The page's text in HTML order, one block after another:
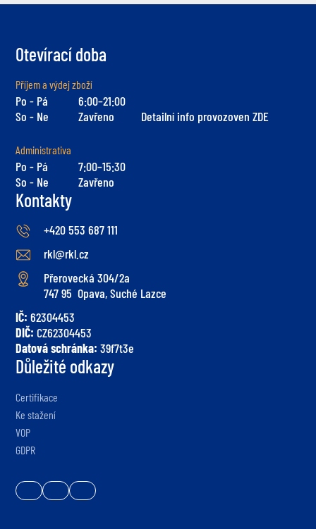
Otevírací doba
Příjem a výdej zboží
Po - Pá
6:00–21:00
So - Ne
Zavřeno Detailní info provozoven ZDE
Administrativa
Po - Pá
7:00–15:30
So - Ne
Zavřeno
Kontakty
+420 553 687 111
rkl@rkl.cz
Přerovecká 304/2a
747 95 Opava, Suché Lazce
IČ: 62304453
DIČ: CZ62304453
Datová schránka: 39f7t3e
Důležité odkazy
Certifikace
Ke stažení
VOP
GDPR